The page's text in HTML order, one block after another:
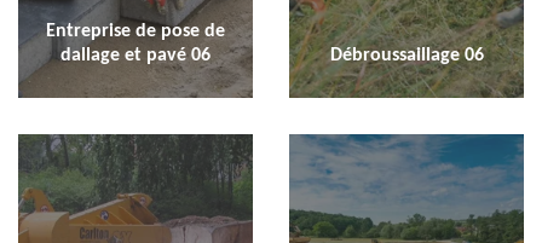
Entreprise de pose de
dallage et pavé 06
Débroussaillage 06